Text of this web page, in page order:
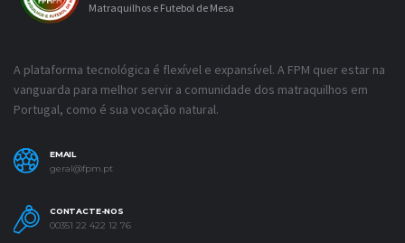
Matraquilhos e Futebol de Mesa
A plataforma tecnológica é flexível e expansível. A FPM quer estar na
vanguarda para melhor servir a comunidade dos matraquilhos em
Portugal, como é sua vocação natural.
EMAIL
geral@fpm.pt
CONTACTE-NOS
00351 22 422 12 76